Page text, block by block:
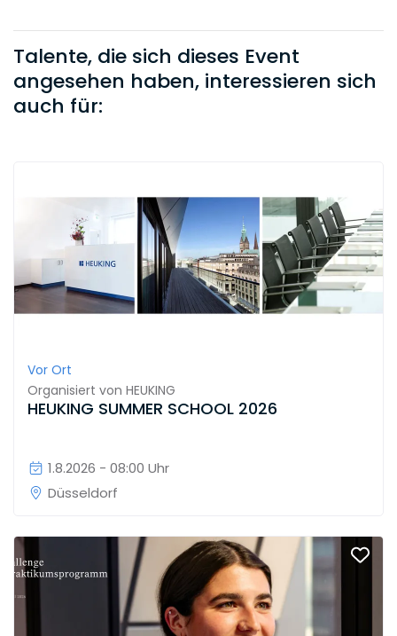
Talente, die sich dieses Event
angesehen haben, interessieren sich
auch für:
Vor Ort
Organisiert von HEUKING
HEUKING SUMMER SCHOOL 2026
1.8.2026 - 08:00 Uhr
Düsseldorf